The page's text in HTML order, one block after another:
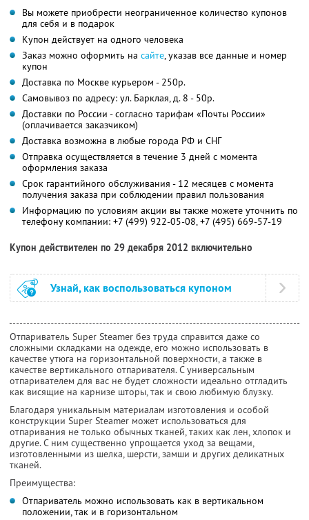
Вы можете приобрести неограниченное количество купонов
для себя и в подарок
Купон действует на одного человека
Заказ можно оформить на сайте, указав все данные и номер
купон
Доставка по Москве курьером - 250р.
Самовывоз по адресу: ул. Барклая, д. 8 - 50р.
Доставки по России - согласно тарифам «Почты России»
(оплачивается заказчиком)
Доставка возможна в любые города РФ и СНГ
Отправка осуществляется в течение 3 дней с момента
оформления заказа
Срок гарантийного обслуживания - 12 месяцев с момента
получения заказа при соблюдении правил пользования
Информацию по условиям акции вы также можете уточнить по
телефону компании: +7 (499) 922-05-08, +7 (495) 669-57-19
Купон действителен по 29 декабря 2012 включительно
Узнай, как воспользоваться купоном
Отпариватель Super Steamer без труда справится даже со
сложными складками на одежде, его можно использовать в
качестве утюга на горизонтальной поверхности, а также в
качестве вертикального отпаривателя. С универсальным
отпаривателем для вас не будет сложности идеально отгладить
как висящие на карнизе шторы, так и свою любимую блузку.
Благодаря уникальным материалам изготовления и особой
конструкции Super Steamer может использоваться для
отпаривания не только обычных тканей, таких как лен, хлопок и
другие. С ним существенно упрощается уход за вещами,
изготовленными из шелка, шерсти, замши и других деликатных
тканей.
Преимущества:
Отпариватель можно использовать как в вертикальном
положении, так и в горизонтальном